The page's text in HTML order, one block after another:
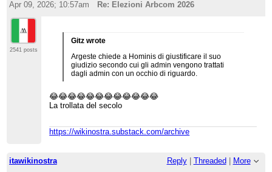
Apr 09, 2026; 10:57am
Re: Elezioni Arbcom 2026
2541 posts
Gitz wrote
Argeste chiede a Hominis di giustificare il suo
giudizio secondo cui gli admin vengono trattati
dagli admin con un occhio di riguardo.
😂😂😂😂😂😂😂😂😂😂😂😂
La trollata del secolo
https://wikinostra.substack.com/archive
itawikinostra Reply| Threaded
More